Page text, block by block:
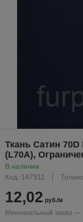
Ткань Сатин
(L70A),
В наличии
Код: 147911
12,02 руб./м
Минимальный заказ —